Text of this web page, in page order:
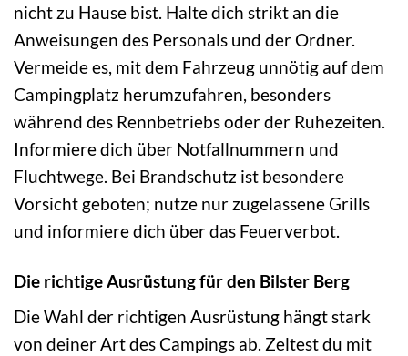
nicht zu Hause bist. Halte dich strikt an die
Anweisungen des Personals und der Ordner.
Vermeide es, mit dem Fahrzeug unnötig auf dem
Campingplatz herumzufahren, besonders
während des Rennbetriebs oder der Ruhezeiten.
Informiere dich über Notfallnummern und
Fluchtwege. Bei Brandschutz ist besondere
Vorsicht geboten; nutze nur zugelassene Grills
und informiere dich über das Feuerverbot.
Die richtige Ausrüstung für den Bilster Berg
Die Wahl der richtigen Ausrüstung hängt stark
von deiner Art des Campings ab. Zeltest du mit